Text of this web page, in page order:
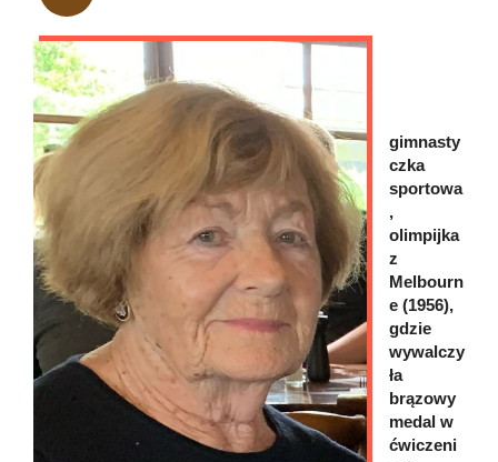
gimnasty
czka
sportowa
,
olimpijka
z
Melbourn
e (1956),
gdzie
wywalczy
ła
brązowy
medal w
ćwiczeni